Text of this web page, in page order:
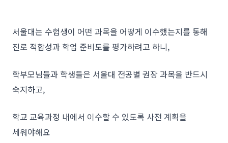
서울대는 수험생이 어떤 과목을 어떻게 이수했는지를 통해
진로 적합성과 학업 준비도를 평가하려고 하니,
학부모님들과 학생들은 서울대 전공별 권장 과목을 반드시
숙지하고,
학교 교육과정 내에서 이수할 수 있도록 사전 계획을
세워야해요